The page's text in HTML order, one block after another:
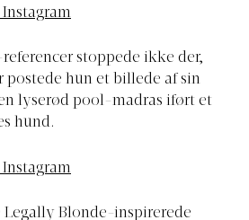
Instagram
stoppede ikke der,
postede hun et billede af sin
lyserød pool-madras iført et
hund.
Instagram
Legally Blonde-inspirerede